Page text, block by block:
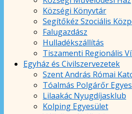
Községi Könyvtár
Segítőkéz Szociális
Falugazdász
Hulladékszállítás
Tiszamenti Regionális
Egyház és Civilszervezetek
Szent András Római
Tóalmás Polgárőr
Lilaakác Nyugdíjasklub
Kolping Egyesület